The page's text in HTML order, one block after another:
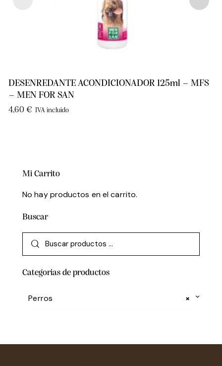
DESENREDANTE ACONDICIONADOR 125ml – MFS
– MEN FOR SAN
4,60 € IVA incluido
Mi Carrito
No hay productos en el carrito.
Buscar
Categorias de productos
×
Perros